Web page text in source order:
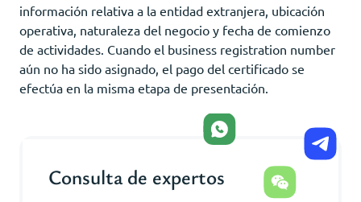
información relativa a la entidad extranjera, ubicación
operativa, naturaleza del negocio y fecha de comienzo
de actividades. Cuando el business registration number
aún no ha sido asignado, el pago del certificado se
efectúa en la misma etapa de presentación.
Consulta de expertos